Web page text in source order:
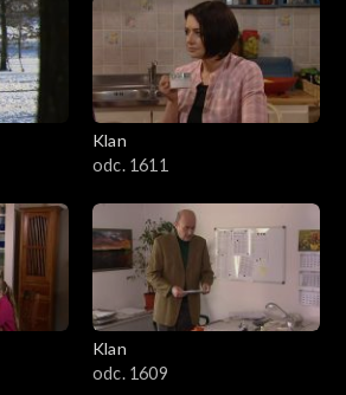
Klan
odc. 1611
Klan
odc. 1609